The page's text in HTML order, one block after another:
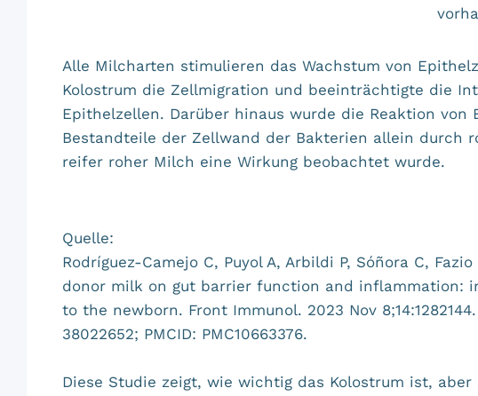
Alle Milcharten stimulieren das Wachstum von
Kolostrum die Zellmigration und beeinträchtigte die
Epithelzellen. Darüber hinaus wurde die Reaktion
Bestandteile der Zellwand der Bakterien allein durch
reifer roher Milch eine Wirkung beobachtet wurde.
Quelle:
Rodríguez-Camejo C, Puyol A, Arbildi P, Sóñora C,
donor milk on gut barrier function and inflammation:
to the newborn. Front Immunol. 2023 Nov
38022652; PMCID: PMC10663376.
Diese Studie zeigt, wie wichtig das Kolostrum ist,